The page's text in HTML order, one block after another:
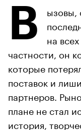
В
ызовы,
на
частности, он
которые
поставок и
партнеров.
плане не стал
история,